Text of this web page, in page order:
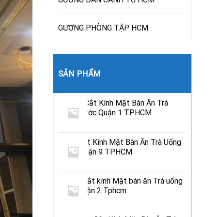
GƯƠNG PHÒNG TẬP HCM
SẢN PHẨM
Địa Chỉ Cắt Kính Mặt Bàn Ăn Trà
Uống Nước Quận 1 TPHCM
Tiệm Cắt Kính Mặt Bàn Ăn Trà Uống
Nước Quận 9 TPHCM
Địa chỉ cắt kính Mặt bàn ăn Trà uống
nước Quận 2 Tphcm